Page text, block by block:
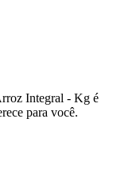
Integral - Kg é
para você.